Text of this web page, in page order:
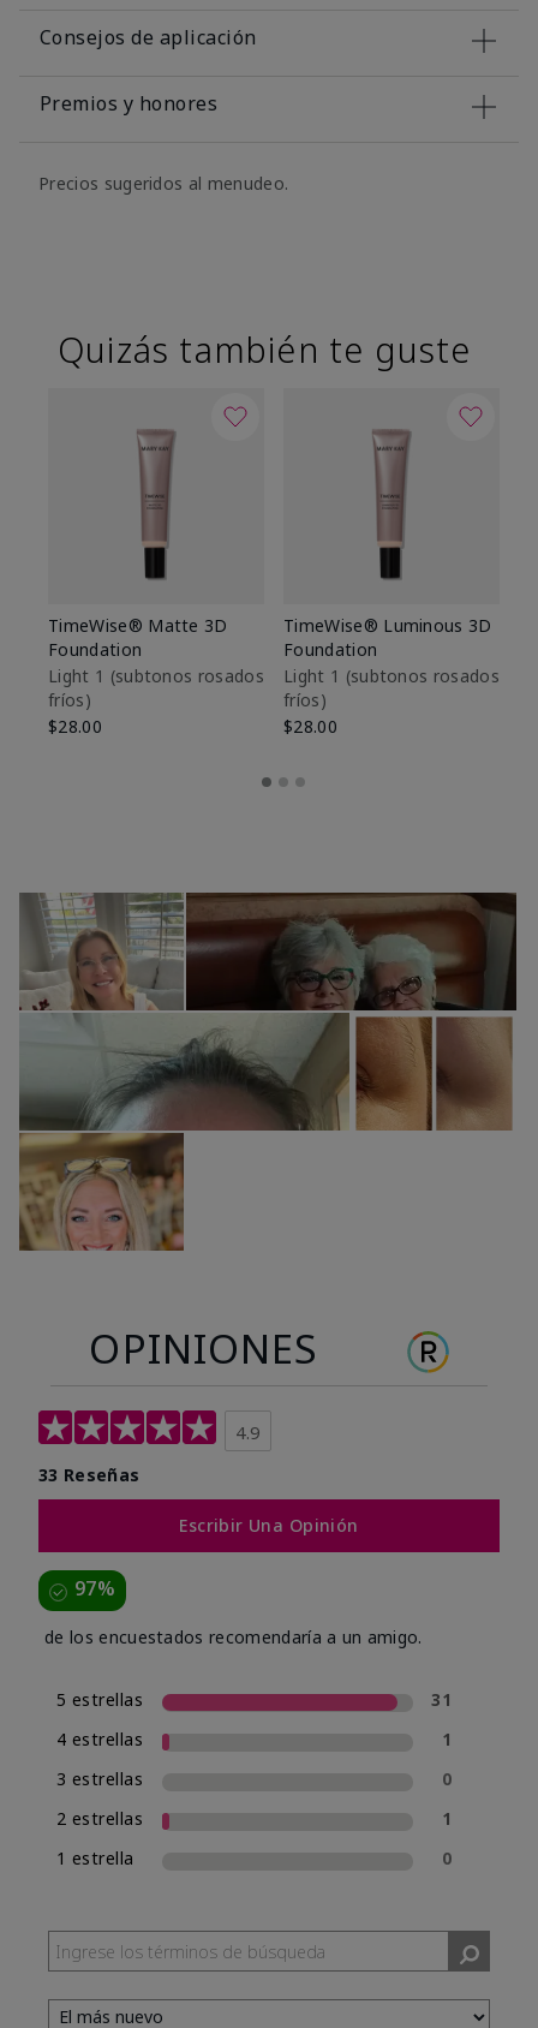
Consejos de aplicación
Premios y honores
Precios sugeridos al menudeo.
Quizás también te guste
TimeWise® Matte 3D
Foundation
Light 1​ (subtonos rosados
fríos)
$28.00
TimeWise® Luminous 3D
Foundation
Light 1​ (subtonos rosados
fríos)
$28.00
OPINIONES
4.9
33 Reseñas
Escribir Una Opinión
97%
de los encuestados recomendaría a un amigo.
5 estrellas
31
4 estrellas
1
3 estrellas
0
2 estrellas
1
1 estrella
0